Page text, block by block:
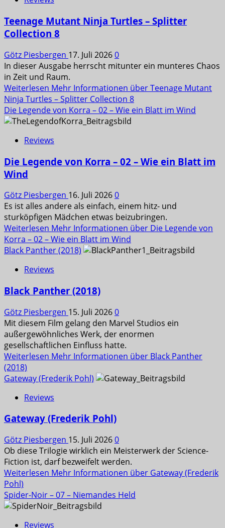
Teenage Mutant Ninja Turtles – Splitter
Collection 8
Götz Piesbergen 17. Juli 20260
In dieser Ausgabe herrscht mitunter ein munteres Chaos
in Zeit und Raum.
Weiterlesen Mehr Informationen über Teenage Mutant
Ninja Turtles – Splitter Collection 8
Die Legende von Korra – 02 – Wie ein Blatt im Wind
Reviews
Die Legende von Korra – 02 – Wie ein Blatt im
Wind
Götz Piesbergen 16. Juli 20260
Es ist alles andere als einfach, einem hitz- und
sturköpfigen Mädchen etwas beizubringen.
Weiterlesen Mehr Informationen über Die Legende von
Korra – 02 – Wie ein Blatt im Wind
Black Panther (2018)
Reviews
Black Panther (2018)
Götz Piesbergen 15. Juli 20260
Mit diesem Film gelang den Marvel Studios ein
außergewöhnliches Werk, der enormen
gesellschaftlichen Einfluss hatte.
Weiterlesen Mehr Informationen über Black Panther
(2018)
Gateway (Frederik Pohl)
Reviews
Gateway (Frederik Pohl)
Götz Piesbergen 15. Juli 20260
Ob diese Trilogie wirklich ein Meisterwerk der Science-
Fiction ist, darf bezweifelt werden.
Weiterlesen Mehr Informationen über Gateway (Frederik
Pohl)
Spider-Noir – 07 – Niemandes Held
Reviews